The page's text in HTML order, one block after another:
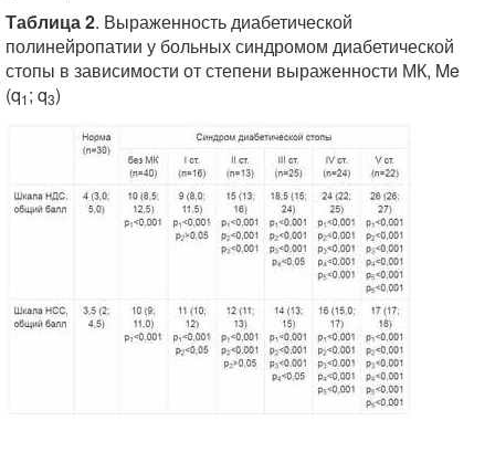
Таблица 2. Выраженность диабетической
полинейропатии у больных синдромом диабетической
стопы в зависимости от степени выраженности МК, Me
(q1; q3)